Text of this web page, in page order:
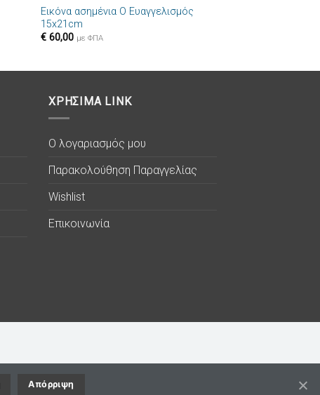
Πρόσθήκη
Εικόνα ασημένια Ο Ευαγγελισμός
15x21cm
€60,00 με ΦΠΑ
ΧΡΗΣΙΜΑ LINK
Ο λογαριασμός μου
Παρακολούθηση Παραγγελίας
Wishlist
Επικοινωνία
Απόρριψη